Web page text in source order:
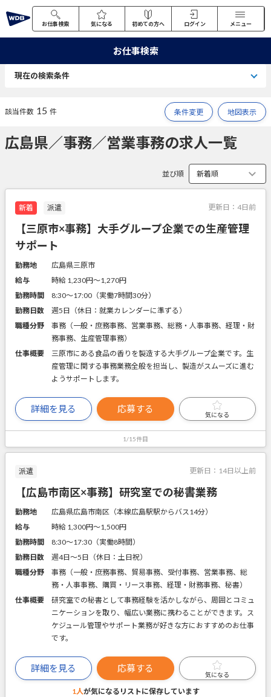
お仕事検索 気になる 初めての方へ ログイン メニュー
お仕事検索
現在の検索条件
該当件数 15 件 条件変更 地図表示
広島県／事務／営業事務の求人一覧
並び順
新着 派遣 更新日： 4日前
【三原市×事務】大手グループ企業での生産管理
サポート
勤務地
広島県三原市
給与
時給 1,230円〜1,270円
勤務時間
8:30～17:00（実働7時間30分）
勤務日数
週5日（休日：就業カレンダーに準ずる）
職種分野
事務（一般・庶務事務、営業事務、総務・人事事務、経理・財
務事務、生産管理事務）
仕事概要
三原市にある食品の香りを製造する大手グループ企業です。生
産管理に関する事務業務全般を担当し、製造がスムーズに進む
ようサポートします。
詳細を見る 応募する
気になる
1/15件目
派遣 更新日： 14日以上前
【広島市南区×事務】研究室での秘書業務
勤務地
広島県広島市南区（本線広島駅駅からバス14分）
給与
時給 1,300円〜1,500円
勤務時間
8:30～17:30（実働8時間）
勤務日数
週4日～5日（休日：土日祝）
職種分野
事務（一般・庶務事務、貿易事務、受付事務、営業事務、総
務・人事事務、購買・リース事務、経理・財務事務、秘書）
仕事概要
研究室での秘書として事務経験を活かしながら、周囲とコミュ
ニケーションを取り、幅広い業務に携わることができます。ス
ケジュール管理やサポート業務が好きな方におすすめのお仕事
です。
詳細を見る 応募する
気になる
1人が気になるリストに保存しています